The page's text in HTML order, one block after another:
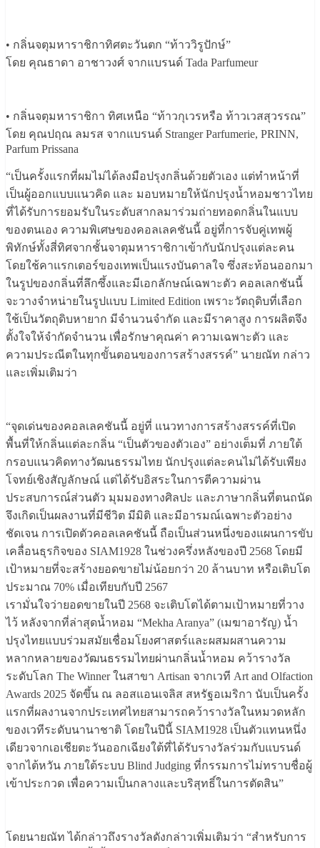
• กลิ่นจตุมหาราชิกาทิศตะวันตก “ท้าววิรูปักษ์”
โดย คุณธาดา อาชาวงศ์ จากแบรนด์ Tada Parfumeur
• กลิ่นจตุมหาราชิกา ทิศเหนือ “ท้าวกุเวรหรือ ท้าวเวสสุวรรณ”
โดย คุณปฤณ ลมรส จากแบรนด์ Stranger Parfumerie, PRINN,
Parfum Prissana
“เป็นครั้งแรกที่ผมไม่ได้ลงมือปรุงกลิ่นด้วยตัวเอง แต่ทำหน้าที่
เป็นผู้ออกแบบแนวคิด และ มอบหมายให้นักปรุงน้ำหอมชาวไทย
ที่ได้รับการยอมรับในระดับสากลมาร่วมถ่ายทอดกลิ่นในแบบ
ของตนเอง ความพิเศษของคอลเลคชันนี้ อยู่ที่การจับคู่เทพผู้
พิทักษ์ทั้งสี่ทิศจากชั้นจาตุมหาราชิกาเข้ากับนักปรุงแต่ละคน
โดยใช้คาแรกเตอร์ของเทพเป็นแรงบันดาลใจ ซึ่งสะท้อนออกมา
ในรูปของกลิ่นที่ลึกซึ้งและมีเอกลักษณ์เฉพาะตัว คอลเลกชันนี้
จะวางจำหน่ายในรูปแบบ Limited Edition เพราะวัตถุดิบที่เลือก
ใช้เป็นวัตถุดิบหายาก มีจำนวนจำกัด และมีราคาสูง การผลิตจึง
ตั้งใจให้จำกัดจำนวน เพื่อรักษาคุณค่า ความเฉพาะตัว และ
ความประณีตในทุกขั้นตอนของการสร้างสรรค์” นายณัท กล่าว
และเพิ่มเติมว่า
“จุดเด่นของคอลเลคชันนี้ อยู่ที่ แนวทางการสร้างสรรค์ที่เปิด
พื้นที่ให้กลิ่นแต่ละกลิ่น “เป็นตัวของตัวเอง” อย่างเต็มที่ ภายใต้
กรอบแนวคิดทางวัฒนธรรมไทย นักปรุงแต่ละคนไม่ได้รับเพียง
โจทย์เชิงสัญลักษณ์ แต่ได้รับอิสระในการตีความผ่าน
ประสบการณ์ส่วนตัว มุมมองทางศิลปะ และภาษากลิ่นที่ตนถนัด
จึงเกิดเป็นผลงานที่มีชีวิต มีมิติ และมีอารมณ์เฉพาะตัวอย่าง
ชัดเจน การเปิดตัวคอลเลคชันนี้ ถือเป็นส่วนหนึ่งของแผนการขับ
เคลื่อนธุรกิจของ SIAM1928 ในช่วงครึ่งหลังของปี 2568 โดยมี
เป้าหมายที่จะสร้างยอดขายไม่น้อยกว่า 20 ล้านบาท หรือเติบโต
ประมาณ 70% เมื่อเทียบกับปี 2567
เรามั่นใจว่ายอดขายในปี 2568 จะเติบโตได้ตามเป้าหมายที่วาง
ไว้ หลังจากที่ล่าสุดน้ำหอม “Mekha Aranya” (เมฆาอารัญ) น้ำ
ปรุงไทยแบบร่วมสมัยเชื่อมโยงศาสตร์และผสมผสานความ
หลากหลายของวัฒนธรรมไทยผ่านกลิ่นน้ำหอม คว้ารางวัล
ระดับโลก The Winner ในสาขา Artisan จากเวที Art and Olfaction
Awards 2025 จัดขึ้น ณ ลอสแอนเจลิส สหรัฐอเมริกา นับเป็นครั้ง
แรกที่ผลงานจากประเทศไทยสามารถคว้ารางวัลในหมวดหลัก
ของเวทีระดับนานาชาติ โดยในปีนี้ SIAM1928 เป็นตัวแทนหนึ่ง
เดียวจากเอเชียตะวันออกเฉียงใต้ที่ได้รับรางวัลร่วมกับแบรนด์
จากไต้หวัน ภายใต้ระบบ Blind Judging ที่กรรมการไม่ทราบชื่อผู้
เข้าประกวด เพื่อความเป็นกลางและบริสุทธิ์ในการตัดสิน”
โดยนายณัท ได้กล่าวถึงรางวัลดังกล่าวเพิ่มเติมว่า “สำหรับการ